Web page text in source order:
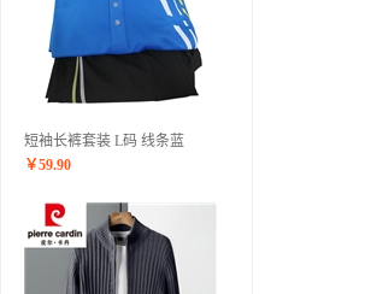
短袖长裤套装 L码 线条蓝
￥59.90